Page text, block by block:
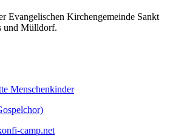
Evangelischen Kirchengemeinde Sankt
und Mülldorf.
Menschenkinder
camp.net